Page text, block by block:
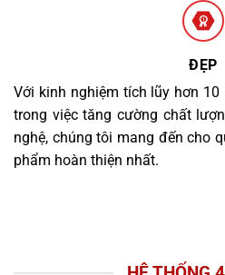
ĐẸP
Với kinh nghiệm tích lũy hơn
trong việc tăng cường chất
nghệ, chúng tôi mang đến cho
phẩm hoàn thiện nhất.